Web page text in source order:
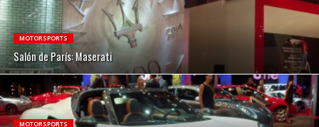
MOTORSPORTS
Salón de París: Maserati
MOTORSPORTS